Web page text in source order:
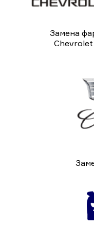
Замена
Chevrolet